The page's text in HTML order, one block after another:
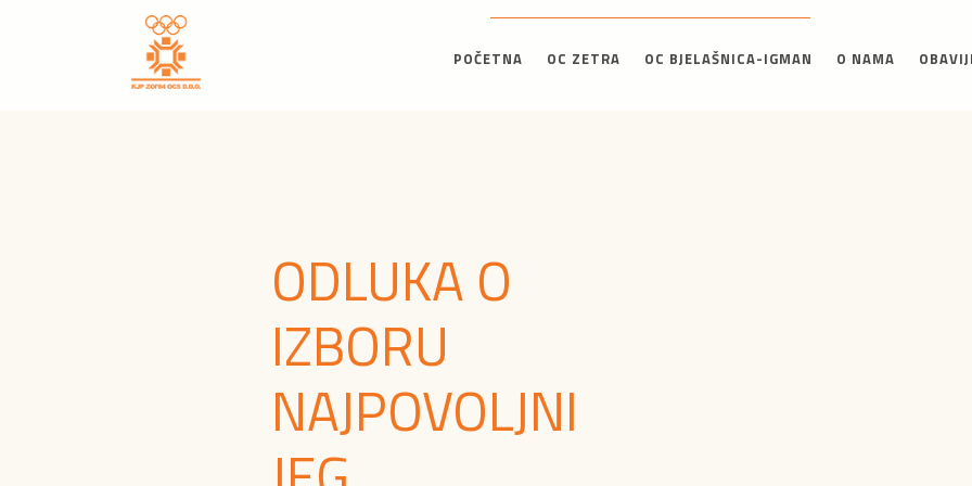
POČETNA OC ZETRA OC BJELAŠNICA-IGMAN O NAMA
ODLUKA O
IZBORU
NAJPOVOLJNI